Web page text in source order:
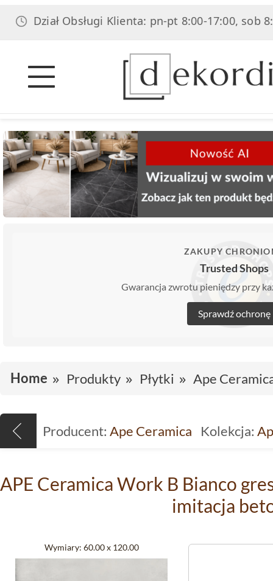
Obsługi Klienta: pn-pt 8:00-17:00, sob 8:00-
ZAKUPY
Trusted Shops
Gwarancja zwrotu pieniędzy przy
Sprawdź ochronę
Home Produkty Płytki Ape
Producent: Ape Ceramica Kolekcja:
APE Ceramica Work B Bianco
imitacja
Wymiary: 60.00 x 120.00